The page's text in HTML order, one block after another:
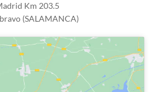
Km 203.5
(SALAMANCA)